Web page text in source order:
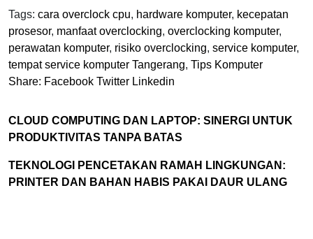
Tags: cara overclock cpu, hardware komputer, kecepatan
prosesor, manfaat overclocking, overclocking komputer,
perawatan komputer, risiko overclocking, service komputer,
tempat service komputer Tangerang, Tips Komputer
Share: Facebook Twitter Linkedin
CLOUD COMPUTING DAN LAPTOP: SINERGI UNTUK
PRODUKTIVITAS TANPA BATAS
TEKNOLOGI PENCETAKAN RAMAH LINGKUNGAN:
PRINTER DAN BAHAN HABIS PAKAI DAUR ULANG